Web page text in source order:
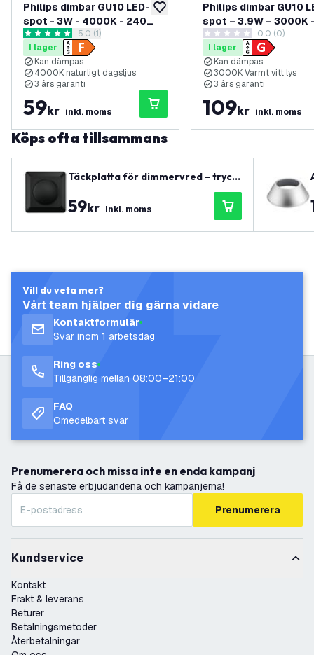
lägg till i önskelistan
Philips dimbar GU10 LED-
spot - 3W - 4000K - 240
lumen - transparent
öppna recensionspanel
5 stjärnbetyg5.0 (1)
I lager
Kan dämpas
4000K naturligt dagsljus
3 års garanti
59kr inkl. moms
Philips dimbar GU10
spot – 3.9W – 3000K
lumen – transparent
0 stjärnbetyg0.0 (0)
I lager
Kan dämpas
3000K Varmt vitt lys
3 års garanti
109kr inkl. moms
Köps ofta tillsammans
Täckplatta för dimmervred – tryck/
59kr inkl. moms
Vill du veta mer?
Vårt team hjälper dig gärna vidare
Kontaktformulär
Svar inom 1 arbetsdag
Ring oss
Tillgänglig mellan 08:00–21:00
FAQ
Omedelbart svar
Prenumerera och missa inte en enda kampanj
Få de senaste erbjudandena och kampanjerna!
Prenumerera
Kundservice
Kontakt
Frakt & leverans
Returer
Betalningsmetoder
Återbetalningar